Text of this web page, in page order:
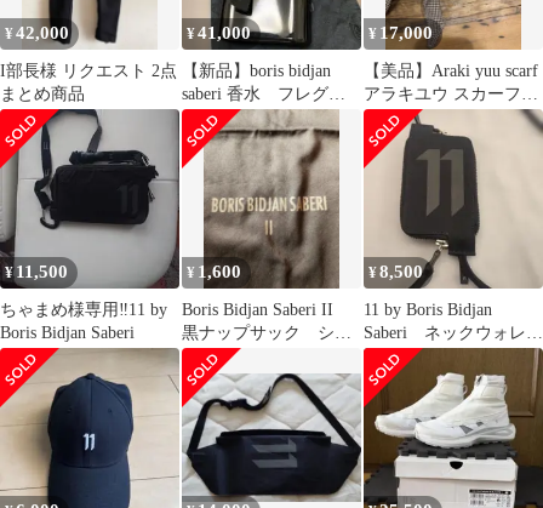
¥42,000
I部長様 リクエスト 2点
まとめ商品
¥41,000
【新品】boris bidjan
saberi 香水 フレグラ
ンス
¥ 17,000
【美品】Araki yuu scarf
アラキユウ スカーフ
茶
¥ 11,500
ちゃまめ様専用‼️11 by
Boris Bidjan Saberi
¥ 1,600
Boris Bidjan Saberi II
黒ナップサック ショ
ッパー ロゴ
¥8,500
11 by Boris Bidjan
Saberi ネックウォレッ
ト